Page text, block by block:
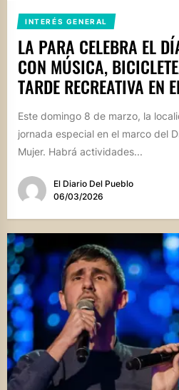
INTERÉS GENERAL
LA PARA CELEBRA EL
CON MÚSICA,
TARDE RECREATIVA EN
Este domingo 8 de marzo, la
jornada especial en el marco del
Mujer. Habrá actividades...
El Diario Del Pueblo
06/03/2026